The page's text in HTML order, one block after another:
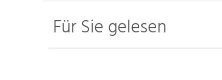
Für Sie gelesen